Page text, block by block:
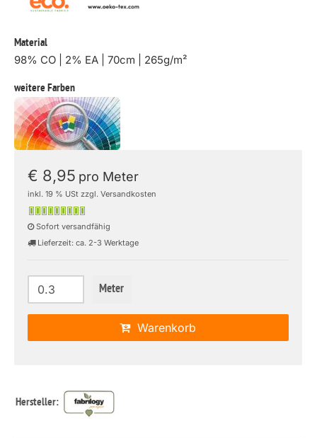
Material
98% CO | 2% EA | 70cm | 265g/m²
weitere Farben
€ 8,95 pro Meter
inkl. 19 % USt zzgl. Versandkosten
Sofort versandfähig
Lieferzeit: ca. 2-3 Werktage
Meter
Warenkorb
Hersteller: